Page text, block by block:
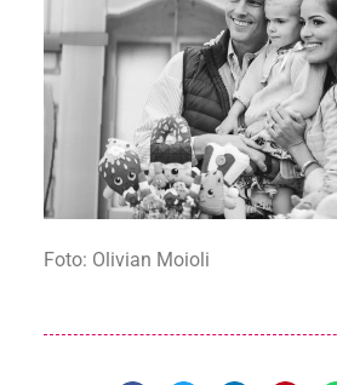
Foto: Olivian Moioli